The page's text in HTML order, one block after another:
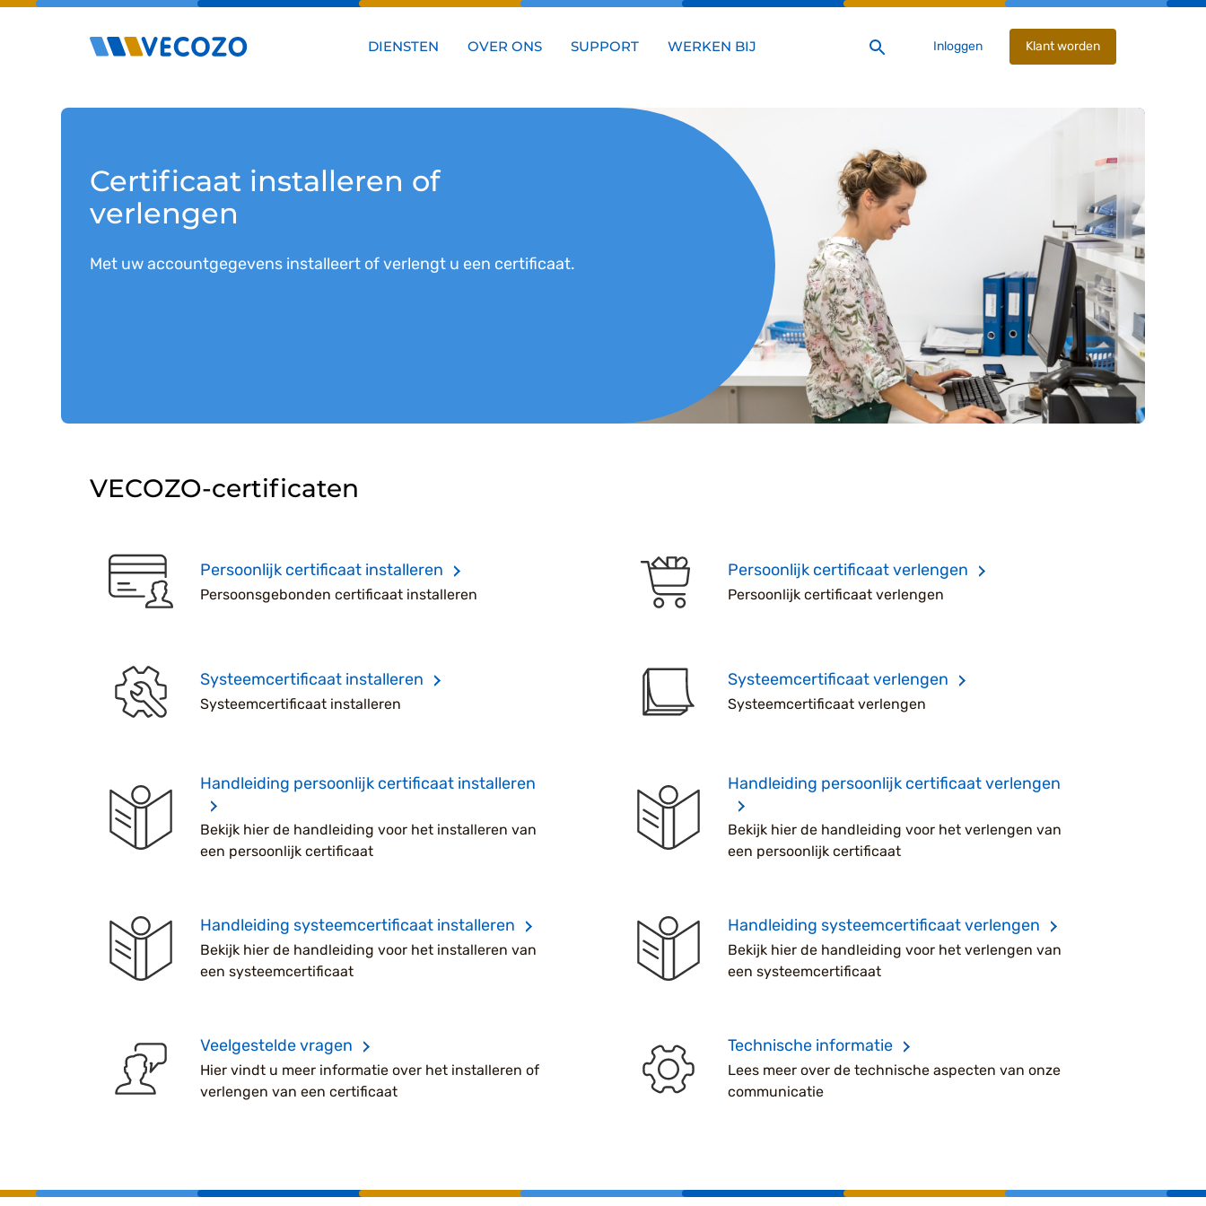
DIENSTEN OVER ONS SUPPORT WERKEN BIJ Inloggen Klant worden
Certificaat installeren of
verlengen
Met uw accountgegevens installeert of verlengt u een certificaat.
VECOZO-certificaten
Persoonlijk certificaat installeren
Persoonsgebonden certificaat installeren
Persoonlijk certificaat verlengen
Persoonlijk certificaat verlengen
Systeemcertificaat installeren
Systeemcertificaat installeren
Systeemcertificaat verlengen
Systeemcertificaat verlengen
Handleiding persoonlijk certificaat installeren
Bekijk hier de handleiding voor het installeren van
een persoonlijk certificaat
Handleiding persoonlijk certificaat verlengen
Bekijk hier de handleiding voor het verlengen van
een persoonlijk certificaat
Handleiding systeemcertificaat installeren
Bekijk hier de handleiding voor het installeren van
een systeemcertificaat
Handleiding systeemcertificaat verlengen
Bekijk hier de handleiding voor het verlengen van
een systeemcertificaat
Veelgestelde vragen
Hier vindt u meer informatie over het installeren of
verlengen van een certificaat
Technische informatie
Lees meer over de technische aspecten van onze
communicatie